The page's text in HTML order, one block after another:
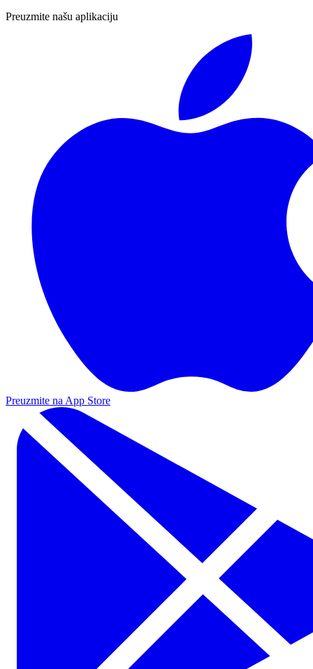
Preuzmite našu aplikaciju
Preuzmite na App Store